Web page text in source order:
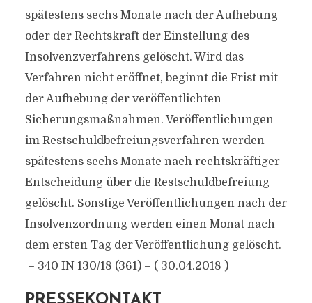
spätestens sechs Monate nach der Aufhebung
oder der Rechtskraft der Einstellung des
Insolvenzverfahrens gelöscht. Wird das
Verfahren nicht eröffnet, beginnt die Frist mit
der Aufhebung der veröffentlichten
Sicherungsmaßnahmen. Veröffentlichungen
im Restschuldbefreiungsverfahren werden
spätestens sechs Monate nach rechtskräftiger
Entscheidung über die Restschuldbefreiung
gelöscht. Sonstige Veröffentlichungen nach der
Insolvenzordnung werden einen Monat nach
dem ersten Tag der Veröffentlichung gelöscht.
– 340 IN 130/18 (361) – ( 30.04.2018 )